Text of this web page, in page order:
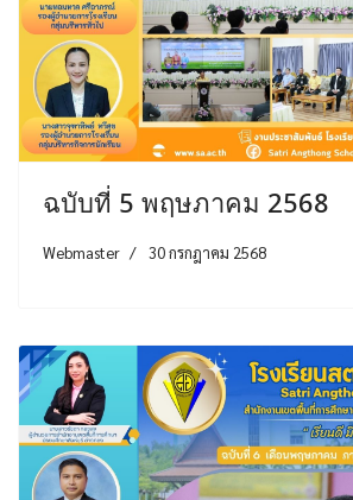
ฉบับที่ 5 พฤษภาคม 2568
Webmaster 30 กรกฎาคม 2568